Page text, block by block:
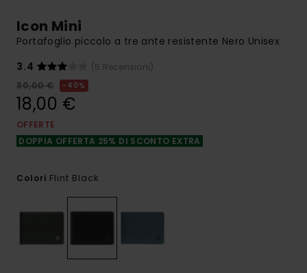
Icon Mini
Portafoglio piccolo a tre ante resistente Nero Unisex
3.4
(5 Recensioni)
30,00 €
40%
18,00 €
OFFERTE
DOPPIA OFFERTA 25% DI SCONTO EXTRA
Colori Flint Black